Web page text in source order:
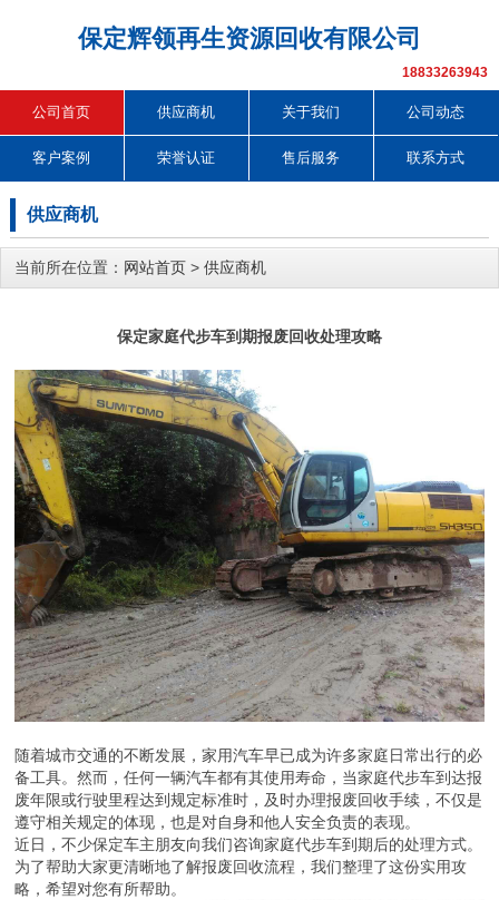
保定辉领再生资源回收有限公司
18833263943
公司首页 供应商机 关于我们 公司动态
客户案例 荣誉认证 售后服务 联系方式
供应商机
当前所在位置： 网站首页 > 供应商机
保定家庭代步车到期报废回收处理攻略
随着城市交通的不断发展，家用汽车早已成为许多家庭日常出行的必
备工具。然而，任何一辆汽车都有其使用寿命，当家庭代步车到达报
废年限或行驶里程达到规定标准时，及时办理报废回收手续，不仅是
遵守相关规定的体现，也是对自身和他人安全负责的表现。
近日，不少保定车主朋友向我们咨询家庭代步车到期后的处理方式。
为了帮助大家更清晰地了解报废回收流程，我们整理了这份实用攻
略，希望对您有所帮助。